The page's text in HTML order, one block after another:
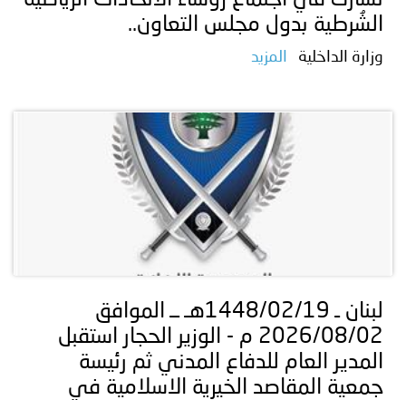
الشُرطية بدول مجلس التعاون..
وزارة الداخلية المزيد
لبنان ـ 1448/02/19هـ ــ الموافق
2026/08/02 م - الوزير الحجار استقبل
المدير العام للدفاع المدني ثم رئيسة
جمعية المقاصد الخيرية الاسلامية في